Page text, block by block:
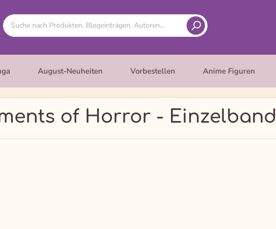
August-Neuheiten Vorbestellen Anime Figuren
of Horror - Einzelband